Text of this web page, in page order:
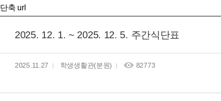
단축 url
2025. 12. 1. ~ 2025. 12. 5. 주간식단표
2025.11.27 학생생활관(분원) 82773